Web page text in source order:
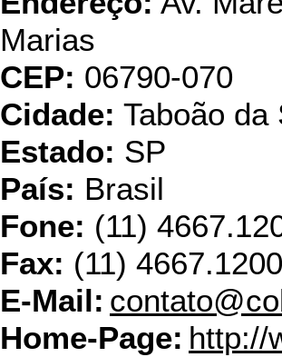
Marias
CEP: 06790-070
Cidade: Taboão da
Estado: SP
País: Brasil
Fone: (11)
Fax: (11) 4667.1200
E-Mail:
Home-Page: http://